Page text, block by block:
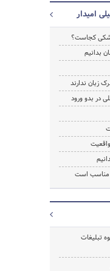
امیدار
کجاست؟
بدانیم
زبان ندارند
در بدو ورود
مناسب است
تبلیغات